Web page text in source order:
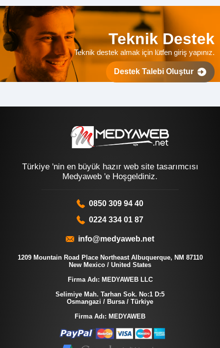
Teknik Destek
Teknik destek almak için lütfen giriş yapınız.
Destek Talebi Oluştur
Türkiye 'nin en büyük hazır web site tasarımcısı
Medyaweb 'e Hoşgeldiniz.
0850 309 94 40
0224 334 01 87
info@medyaweb.net
1209 Mountain Road Place Northeast Albuquerque, NM 87110
New Mexico / United States
Firma Adı: MEDYAWEB LLC
Selimiye Mah. Tarhan Sok. No:1 D:5
Osmangazi / Bursa / Türkiye
Firma Adı: MEDYAWEB